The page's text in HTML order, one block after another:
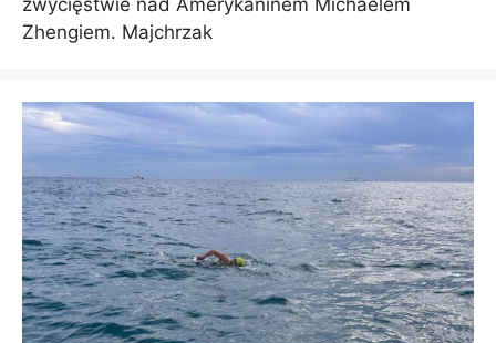
zwycięstwie nad Amerykaninem Michaelem
Zhengiem. Majchrzak